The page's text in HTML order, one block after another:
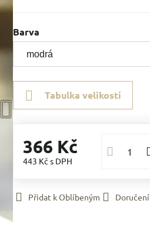
Barva
Tabulka velikostí
366 Kč
443 Kčs DPH
Přidat k Oblíbeným Doručení